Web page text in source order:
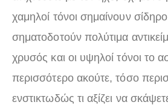
χαμηλοί τόνοι σημαίνουν
σηματοδοτούν πολύτιμα
χρυσός και οι υψηλοί τόνοι το
περισσότερο ακούτε, τόσο
ενστικτωδώς τι αξίζει να